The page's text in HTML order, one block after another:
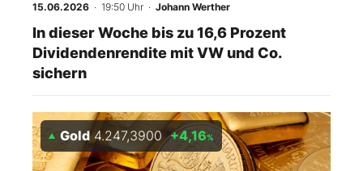
15.06.2026 · 19:50 Uhr · Johann Werther
In dieser Woche bis zu 16,6 Prozent
Dividendenrendite mit VW und Co.
sichern
Gold 4.247,3900 +4,16%